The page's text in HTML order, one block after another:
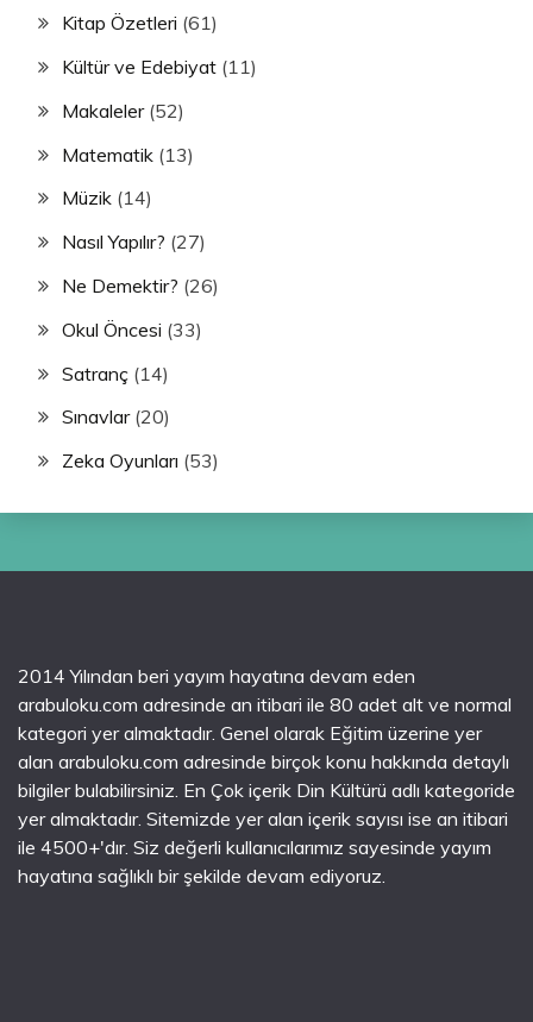
Kitap Özetleri (61)
Kültür ve Edebiyat (11)
Makaleler(52)
Matematik (13)
Müzik (14)
Nasıl Yapılır? (27)
Ne Demektir? (26)
Okul Öncesi (33)
Satranç (14)
Sınavlar(20)
Zeka Oyunları (53)
2014 Yılından beri yayım hayatına devam eden
arabuloku.com adresinde an itibari ile 80 adet alt ve normal
kategori yer almaktadır. Genel olarak Eğitim üzerine yer
alan arabuloku.com adresinde birçok konu hakkında detaylı
bilgiler bulabilirsiniz. En Çok içerik Din Kültürü adlı kategoride
yer almaktadır. Sitemizde yer alan içerik sayısı ise an itibari
ile 4500+'dır. Siz değerli kullanıcılarımız sayesinde yayım
hayatına sağlıklı bir şekilde devam ediyoruz.